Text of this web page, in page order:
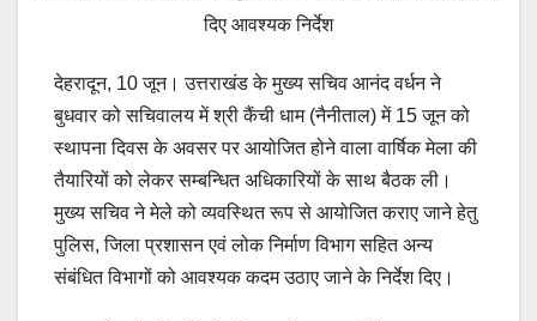
दिए आवश्यक निर्देश
देहरादून, 10 जून। उत्तराखंड के मुख्य सचिव आनंद वर्धन ने
बुधवार को सचिवालय में श्री कैंची धाम (नैनीताल) में 15 जून को
स्थापना दिवस के अवसर पर आयोजित होने वाला वार्षिक मेला की
तैयारियों को लेकर सम्बन्धित अधिकारियों के साथ बैठक ली।
मुख्य सचिव ने मेले को व्यवस्थित रूप से आयोजित कराए जाने हेतु
पुलिस, जिला प्रशासन एवं लोक निर्माण विभाग सहित अन्य
संबंधित विभागों को आवश्यक कदम उठाए जाने के निर्देश दिए।